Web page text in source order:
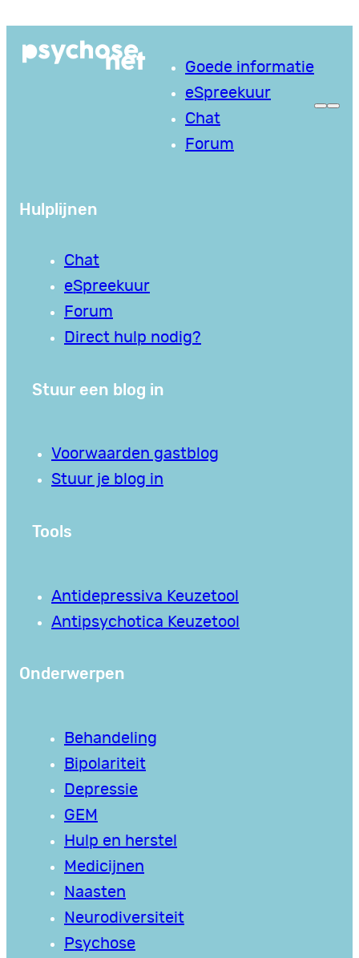
naar
Goede informatie
eSpreekuur
Chat
Forum
Hulplijnen
Chat
eSpreekuur
Forum
Direct hulp nodig?
Stuur een blog in
Voorwaarden gastblog
Stuur je blog in
Tools
Antidepressiva Keuzetool
Antipsychotica Keuzetool
Onderwerpen
Behandeling
Bipolariteit
Depressie
GEM
Hulp en herstel
Medicijnen
Naasten
Neurodiversiteit
Psychose